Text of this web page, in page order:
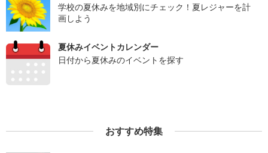
学校の夏休みを地域別にチェック！夏レジャーを計
画しよう
夏休みイベントカレンダー
日付から夏休みのイベントを探す
おすすめ特集